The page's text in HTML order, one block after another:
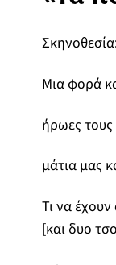
Μια φορά
ήρωες
μάτια μας
Τι να
[και δυο